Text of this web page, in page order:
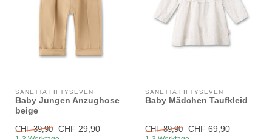
SANETTA FIFTYSEVEN
Baby Jungen Anzughose
beige
CHF 39,90 CHF 29,90
SANETTA FIFTYSEVEN
Baby Mädchen Taufkleid
CHF 89,90 CHF 69,90